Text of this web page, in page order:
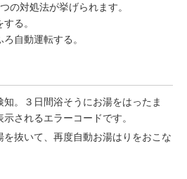
の対処法が挙げられます。
る。
自動運転する。
知。３日間浴そうにお湯をはったま
されるエラーコードです。
を抜いて、再度自動お湯はりをおこな